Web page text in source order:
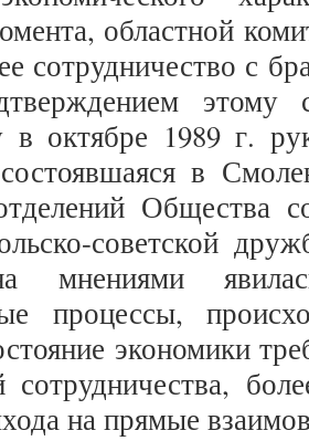
областной
сотрудничество с
этому
октябре 1989 г.
в
Общества
советской
мнениями
процессы,
экономики
на прямые